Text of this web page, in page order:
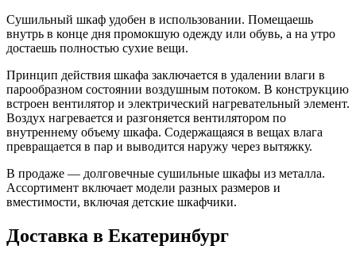
Сушильный шкаф удобен в использовании. Помещаешь
внутрь в конце дня промокшую одежду или обувь, а на утро
достаешь полностью сухие вещи.
Принцип действия шкафа заключается в удалении влаги в
парообразном состоянии воздушным потоком. В конструкцию
встроен вентилятор и электрический нагревательный элемент.
Воздух нагревается и разгоняется вентилятором по
внутреннему объему шкафа. Содержащаяся в вещах влага
превращается в пар и выводится наружу через вытяжку.
В продаже — долговечные сушильные шкафы из металла.
Ассортимент включает модели разных размеров и
вместимости, включая детские шкафчики.
Доставка в Екатеринбург